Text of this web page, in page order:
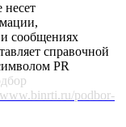
несет
сообщениях
справочной
PR
podbor-